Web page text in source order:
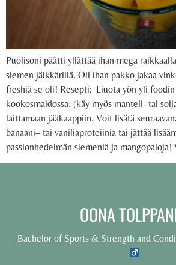
Puolisoni päätti yllättää ihan mega
siemen jälkkärillä. Oli ihan pakko jakaa
freshiä se oli! Resepti: Liuota yön yli
kookosmaidossa. (käy myös manteli- tai
laittamaan jääkaappiin. Voit lisätä
banaani– tai vaniliaproteiinia tai jättää
passionhedelmän siemeniä ja
OONA
Bachelor of Sports & Strength and